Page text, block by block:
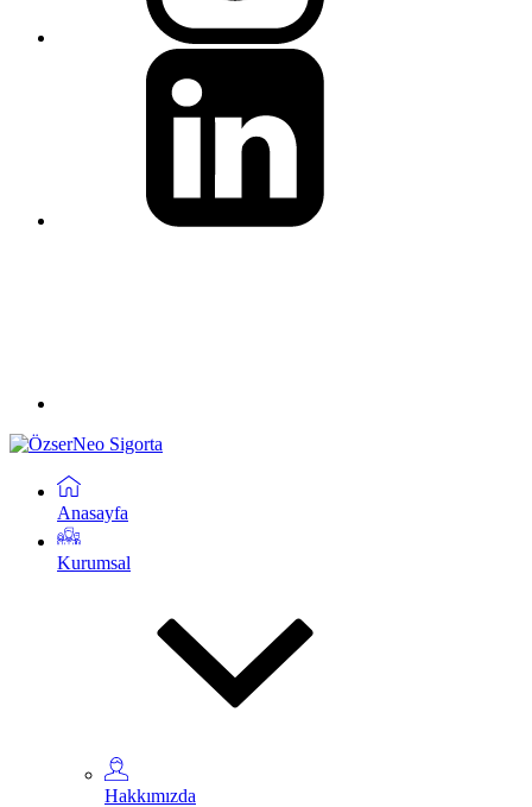
Anasayfa
Kurumsal
Hakkımızda